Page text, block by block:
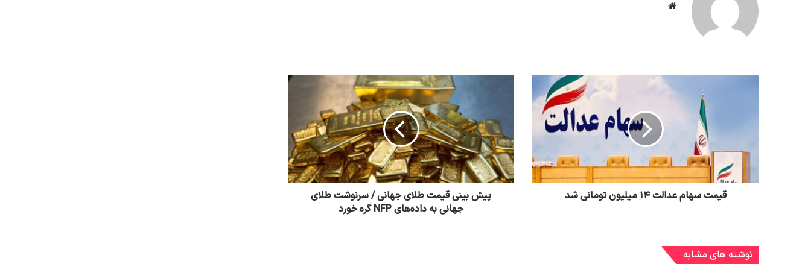
قیمت سهام عدالت ۱۴ میلیون تومانی شد
پیش بینی قیمت طلای جهانی / سرنوشت طلای
جهانی به داده‌های NFP گره خورد
نوشته های مشابه